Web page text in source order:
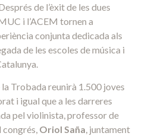
de l’èxit de les dues
i l’ACEM tornen a
conjunta dedicada als
de les escoles de música i
la Trobada reunirà 1.500 joves
i igual que a les darreres
pel violinista, professor de
congrés, Oriol Saña, juntament